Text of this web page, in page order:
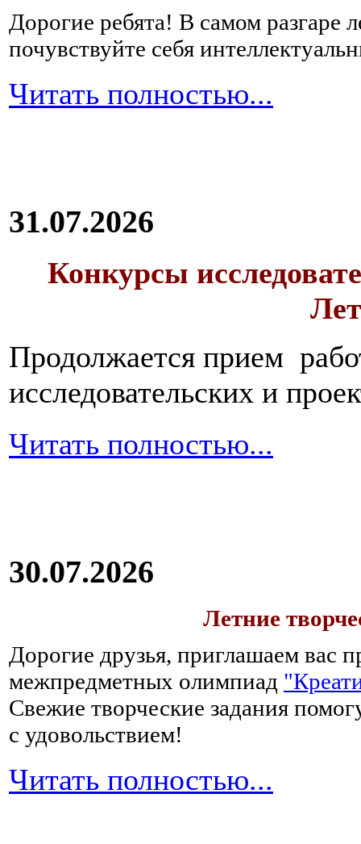
Дорогие ребята! В самом разгаре
почувствуйте себя
Читать полностью...
31.07.2026
Конкурсы
Продолжается прием
исследовательских и
Читать полностью...
30.07.2026
Летние
Дорогие друзья, приглашаем вас
межпредметных олимпиад
Свежие творческие задания
с удовольствием!
Читать полностью...